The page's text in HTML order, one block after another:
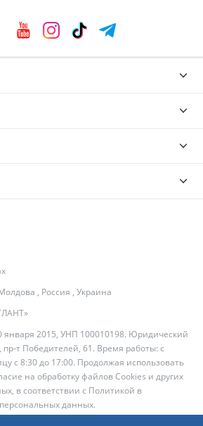
января 2015, УНП 100010198. Юридический
пр-т Победителей, 61. Время работы: с
с 8:30 до 17:00. Продолжая использовать
на обработку файлов Cookies и других
в соответствии с Политикой в
данных.
, Россия , Украина